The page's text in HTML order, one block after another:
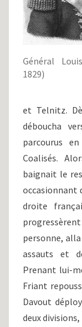
Général
1829)
et Telnitz.
déboucha
parcourus
Coalisés.
baignait le
occasionnant
droite
personne,
assauts et
Prenant lui-
Friant
Davout
deux